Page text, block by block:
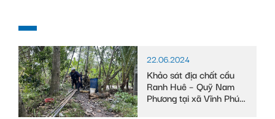
22.06.2024
Khảo sát địa chất cầu
Ranh Huê – Quỹ Nam
Phương tại xã Vĩnh Phú